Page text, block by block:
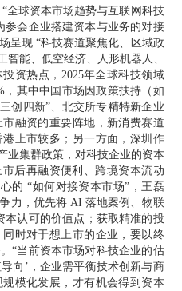
全球资本市场趋势与互联网科技
参会企业搭建资本与业务的对接
呈现 “科技赛道聚焦化、区域政
能、低空经济、人形机器人、
资热点，2025年全球科技领域
，其中中国市场因政策扶持（如
创四新”、北交所专精特新企业
融资的重要阵地，新消费赛道
上市较多；另一方面，深圳作
业集群政策，对科技企业的资本
后再融资便利、跨境资本流动
的 “如何对接资本市场”，王磊
力，优先将 AI 落地案例、物联
本认可的价值点；获取精准的投
时对于想上市的企业，要以终
“当前资本市场对科技企业的估
向’，企业需平衡技术创新与商
模化发展，才有机会得到资本